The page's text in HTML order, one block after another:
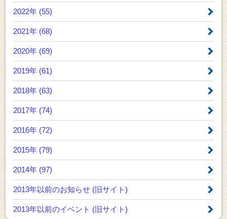
2022年 (55)
2021年 (68)
2020年 (69)
2019年 (61)
2018年 (63)
2017年 (74)
2016年 (72)
2015年 (79)
2014年 (97)
2013年以前のお知らせ (旧サイト)
2013年以前のイベント (旧サイト)